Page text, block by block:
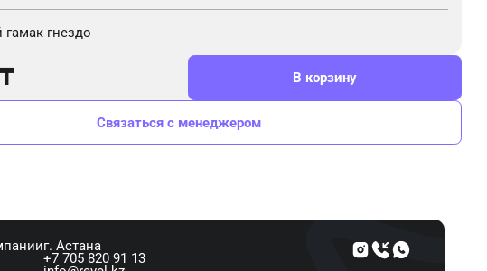
гамак гнездо
₸ В корзину
Связаться с менеджером
г. Астана
+7 705 820 91 13